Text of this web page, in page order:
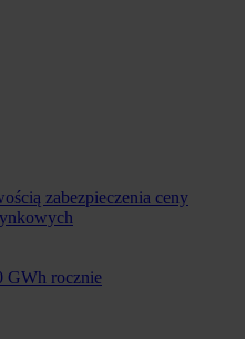
zabezpieczenia ceny
GWh rocznie